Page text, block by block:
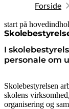
Forside
start på
I
personale om
senest opdateret 4.
Skolebestyrelsen
skolens
organisering og